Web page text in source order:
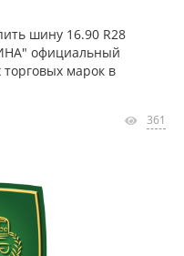
шину 16.90 R28
официальный
марок в
361